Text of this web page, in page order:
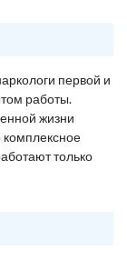
первой и
работы.
жизни
только